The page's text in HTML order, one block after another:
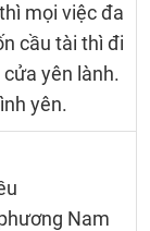
mọi việc đa
cầu tài thì đi
yên lành.
yên.
Nam